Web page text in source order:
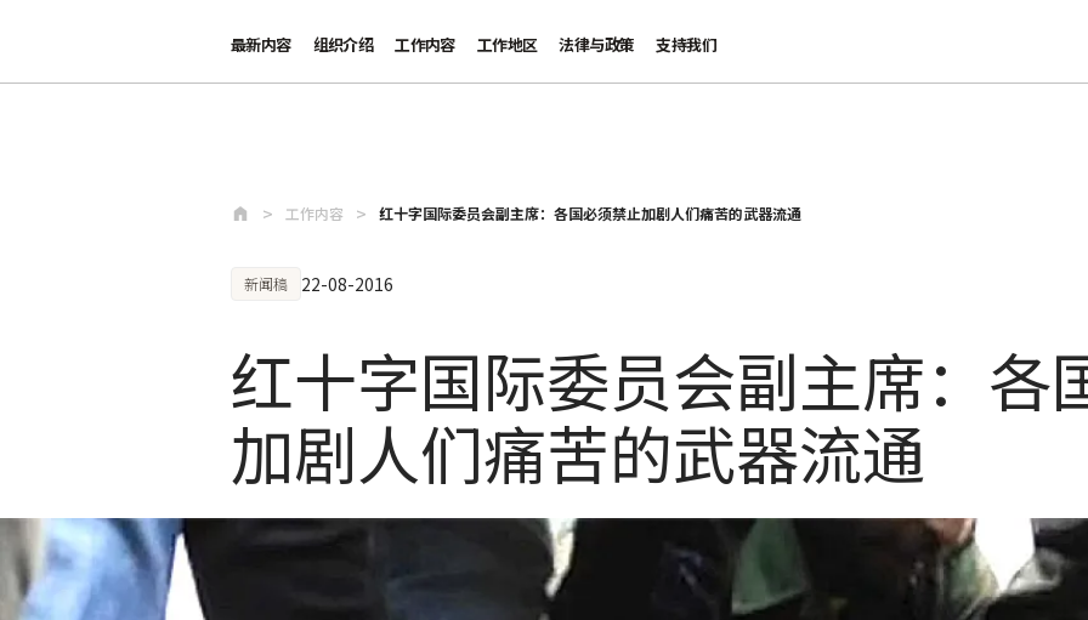
最新内容 组织介绍 工作内容 工作地区 法律与政策 支持我们
工作内容 红十字国际委员会副主席：各国必须禁止加剧人们痛苦的武器流通
新闻稿 22-08-2016
红十字国际委员会副主席：各
加剧人们痛苦的武器流通